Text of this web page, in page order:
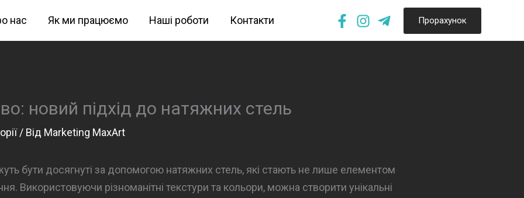
нас Як ми працюємо Наші роботи Контакти Прорахунок
новий підхід до натяжних стель
/ Від Marketing MaxArt
бути досягнуті за допомогою натяжних стель, які стають не лише елементом
Використовуючи різноманітні текстури та кольори, можна створити унікальні